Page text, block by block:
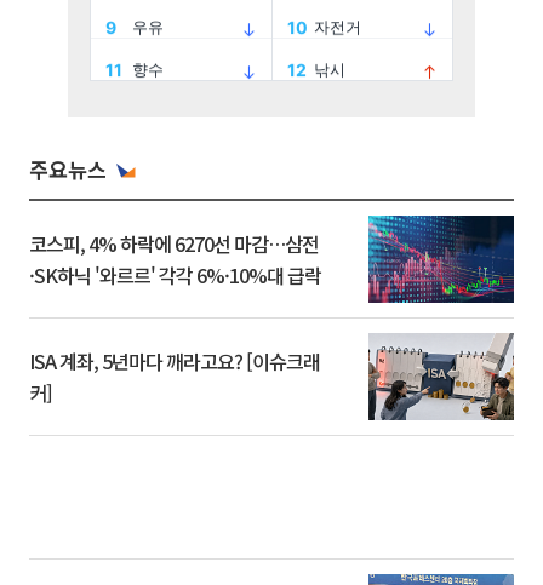
주요뉴스
코스피, 4% 하락에 6270선 마감…삼전
·SK하닉 '와르르' 각각 6%·10%대 급락
ISA 계좌, 5년마다 깨라고요? [이슈크래
커]